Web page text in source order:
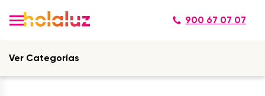
900 67 07 07
Ver Categorías